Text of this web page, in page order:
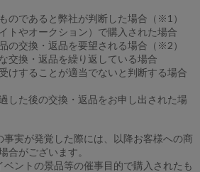
のであると弊社が判断した場合（※1）
トやオークション）で購入された場合
の交換・返品を要望される場合（※2）
交換・返品を繰り返している場合
けすることが適当でないと判断する場合
した後の交換・返品をお申し出された場
実が発覚した際には、以降お客様への商
合がございます。
ントの景品等の催事目的で購入されたも